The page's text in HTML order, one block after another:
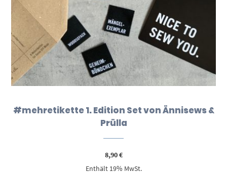
#mehretikette 1. Edition Set von Ännisews &
Prülla
8,90€
Enthält 19% MwSt.